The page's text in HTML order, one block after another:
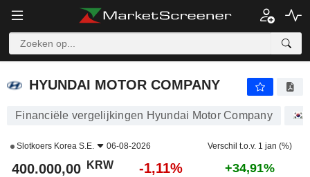
HYUNDAI MOTOR COMPANY
Financiële vergelijkingen Hyundai Motor Company
Slotkoers Korea S.E. 06-08-2026 Verschil t.o.v. 1 jan (%)
400.000,00 KRW -1,11% +34,91%